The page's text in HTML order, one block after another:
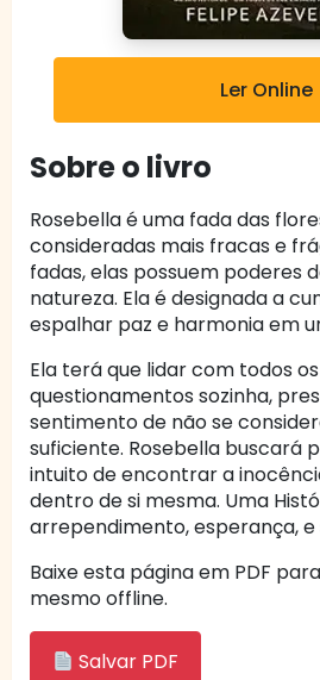
Ler Online
Sobre o livro
Rosebella é uma fada das
consideradas mais fracas e
fadas, elas possuem poderes
natureza. Ela é designada a
espalhar paz e harmonia em
Ela terá que lidar com todos
questionamentos sozinha,
sentimento de não se
suficiente. Rosebella buscará
intuito de encontrar a
dentro de si mesma. Uma
arrependimento, esperança, e
Baixe esta página em PDF
mesmo offline.
Salvar PDF